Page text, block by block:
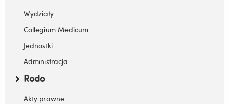
Zwiń / rozwiń submenu
Wydziały
Collegium Medicum
Jednostki
Administracja
Rodo
Zwiń / rozwiń submenu
Akty prawne